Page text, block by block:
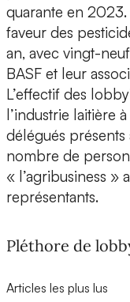
quarante en
faveur des
an, avec vingt-
BASF et leur
L’effectif des
l’industrie laitière
délégués présents
nombre de
« l’agribusiness
représentants.
Pléthore de
Articles les plus lus